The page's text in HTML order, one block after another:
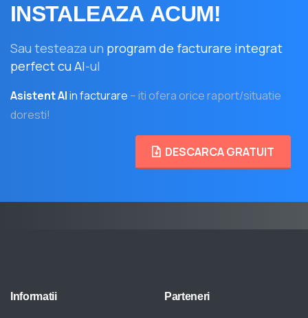
INSTALEAZA ACUM!
Sau testeaza un program de facturare integrat
perfect cu AI-ul
Asistent AIin facturare – iti ofera orice raport/situatie
doresti!
DESCARCA GRATUIT
Informatii Parteneri